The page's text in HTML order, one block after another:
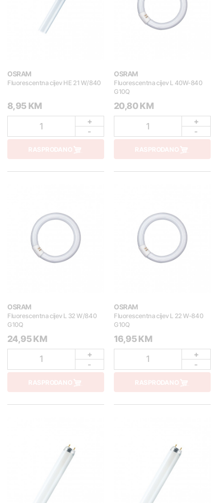
OSRAM
Fluorescentna cijev HE 21 W/840
8,95 KM
1
+
-
RASPRODANO
OSRAM
Fluorescentna cijev L 40W-840
G10Q
20,80 KM
1
+
-
RASPRODANO
OSRAM
Fluorescentna cijev L 32 W/840
G10Q
24,95 KM
1
+
-
RASPRODANO
OSRAM
Fluorescentna cijev L 22 W-840
G10Q
16,95 KM
1
+
-
RASPRODANO